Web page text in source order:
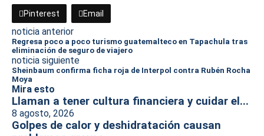
Pinterest Email
noticia anterior
Regresa poco a poco turismo guatemalteco en Tapachula tras
eliminación de seguro de viajero
noticia siguiente
Sheinbaum confirma ficha roja de Interpol contra Rubén Rocha
Moya
Mira esto
Llaman a tener cultura financiera y cuidar el...
8 agosto, 2026
Golpes de calor y deshidratación causan